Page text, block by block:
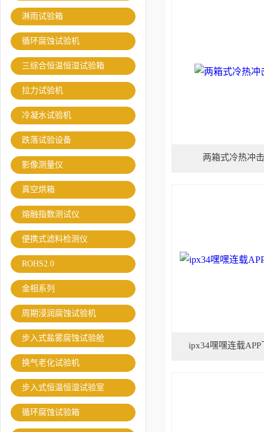
淋雨试验箱
循环腐蚀试验机
三综合恒温恒湿试验箱
拉力试验机
冷凝水试验机
跌落试验设备
影像测量仪
真空烘箱
熔融指数测试仪
便携式滤料检测仪
ROHS2.0
金相系列
周期浸润腐蚀试验机
步入式盐雾腐蚀试验舱
换气老化试验机
步入式恒温恒湿试验室
循环腐蚀试验箱
两箱式冷热冲
ipx34嘿嘿连载